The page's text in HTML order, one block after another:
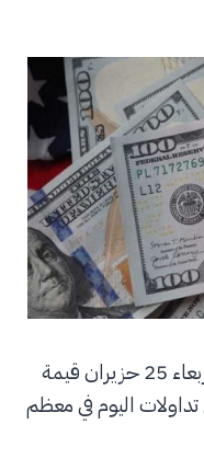
اليوم الأربعاء 25 حزيران قيمة
تداولات اليوم في معظم